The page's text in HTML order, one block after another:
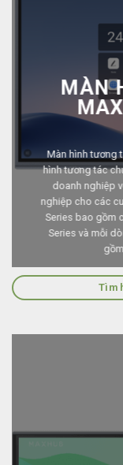
MÀN
Màn hình tương
hình tương tác
doanh nghiệp
nghiệp cho các
Series bao gồm
Series và mỗi
Tìm